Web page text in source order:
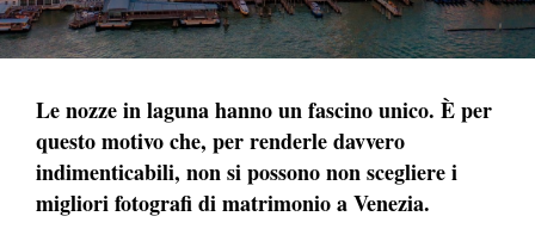
Le nozze in laguna hanno un fascino unico. È per
questo motivo che, per renderle davvero
indimenticabili, non si possono non scegliere i
migliori fotografi di matrimonio a Venezia.